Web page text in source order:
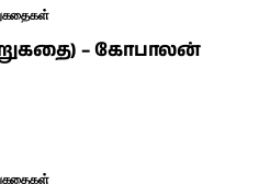
– கோபாலன்